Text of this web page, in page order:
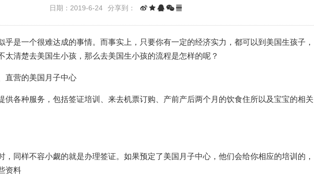
日期：2019-6-24 分享到：
乎是一个很难达成的事情。而事实上，只要你有一定的经济实力，都可以到美国生孩子，
太清楚去美国生小孩，那么去美国生小孩的流程是怎样的呢？
直营的美国月子中心
供各种服务，包括签证培训、来去机票订购、产前产后两个月的饮食住所以及宝宝的相关
，同样不容小觑的就是办理签证。如果预定了美国月子中心，他们会给你相应的培训的，
资料